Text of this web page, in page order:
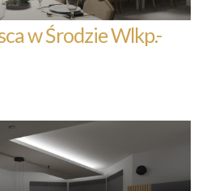
w Środzie Wlkp.-